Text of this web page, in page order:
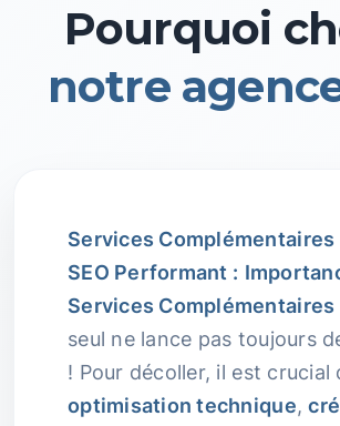
Pourquoi
notre
Services Complémentaires
SEO Performant :
Services Complémentaires
seul ne lance pas toujours
! Pour décoller, il est crucial
optimisation technique,